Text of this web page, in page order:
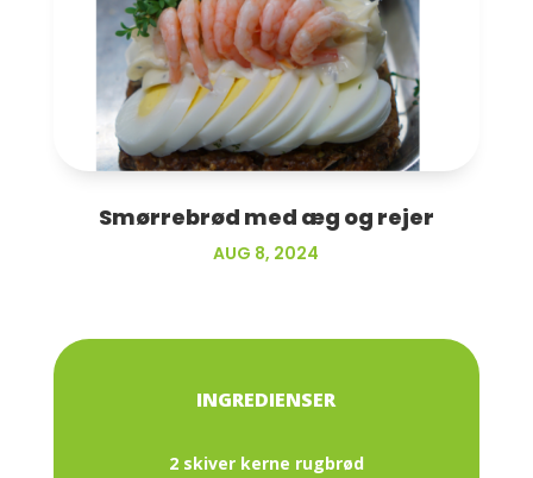
Smørrebrød med æg og rejer
AUG 8, 2024
2 skiver kerne rugbrød